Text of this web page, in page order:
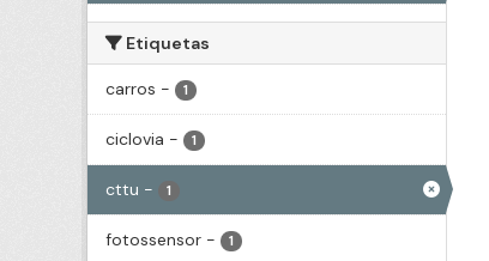
Etiquetas
carros - 1
ciclovia - 1
cttu - 1
fotossensor - 1